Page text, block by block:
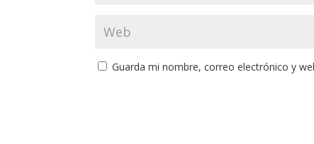
Guarda mi nombre, correo electrónico y